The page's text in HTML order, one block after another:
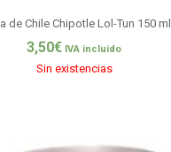
de Chile Chipotle Lol-Tun 150 ml
3,50€ IVA incluido
Sin existencias